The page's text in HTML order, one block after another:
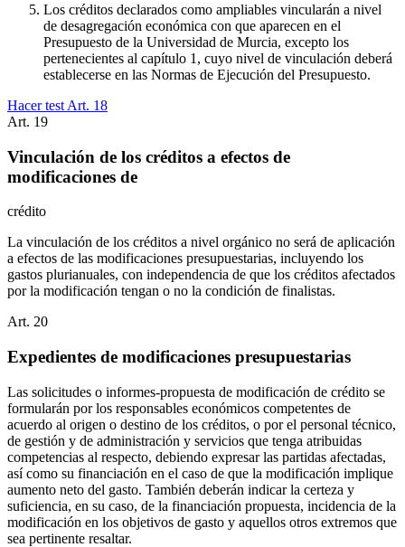
Los créditos declarados como ampliables vincularán a nivel
de desagregación económica con que aparecen en el
Presupuesto de la Universidad de Murcia, excepto los
pertenecientes al capítulo 1, cuyo nivel de vinculación deberá
establecerse en las Normas de Ejecución del Presupuesto.
Hacer test Art. 18
Art. 19
Vinculación de los créditos a efectos de
modificaciones de
crédito
La vinculación de los créditos a nivel orgánico no será de aplicación
a efectos de las modificaciones presupuestarias, incluyendo los
gastos plurianuales, con independencia de que los créditos afectados
por la modificación tengan o no la condición de finalistas.
Art. 20
Expedientes de modificaciones presupuestarias
Las solicitudes o informes-propuesta de modificación de crédito se
formularán por los responsables económicos competentes de
acuerdo al origen o destino de los créditos, o por el personal técnico,
de gestión y de administración y servicios que tenga atribuidas
competencias al respecto, debiendo expresar las partidas afectadas,
así como su financiación en el caso de que la modificación implique
aumento neto del gasto. También deberán indicar la certeza y
suficiencia, en su caso, de la financiación propuesta, incidencia de la
modificación en los objetivos de gasto y aquellos otros extremos que
sea pertinente resaltar.